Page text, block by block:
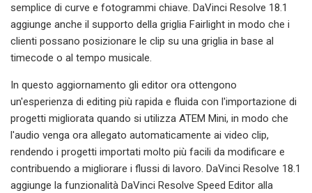
semplice di curve e fotogrammi chiave. DaVinci Resolve 18.1
aggiunge anche il supporto della griglia Fairlight in modo che i
clienti possano posizionare le clip su una griglia in base al
timecode o al tempo musicale.
In questo aggiornamento gli editor ora ottengono
un'esperienza di editing più rapida e fluida con l'importazione di
progetti migliorata quando si utilizza ATEM Mini, in modo che
l'audio venga ora allegato automaticamente ai video clip,
rendendo i progetti importati molto più facili da modificare e
contribuendo a migliorare i flussi di lavoro. DaVinci Resolve 18.1
aggiunge la funzionalità DaVinci Resolve Speed ​​Editor alla